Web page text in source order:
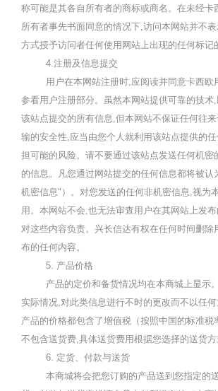
称可能是其各自所有者的商标或商名。在未经卡
所有者事先书面同意的情况下,访问本网站并不
方式授予访问者任何使用网站上出现的任何标记
4.注册及信息提交
用户在本网站注册时,应阅读并同意卡西欧
参看用户注册部分。虽然本网站提供可靠的技术,
该站点提交的所有信息,但本网站不保证任何往
输的安全性,应当由您个人就利用该站点提供的
担可能的风险。请不要通过该站点发送任何机密
的信息。凡您通过网站提交的任何信息都将被认
机密信息" ）。对您发送的任何非机密信息,视为
用。本网站不会,也无法审查用户在其网站上发
对这些内容负责。兴长信达有权在任何时间删除
布的任何内容。
5. 产品价格
产品的定价和备货情况均在本商城上显示
实际情况,对此类信息进行不时的更改而不以任
产品的价格都包含了增值税（按照中国的标准税
不包含送货费,具体送货费用根据您选择的送货方
6. 定货、付款与送货
本商城将会把您订购的产品送到您指定的